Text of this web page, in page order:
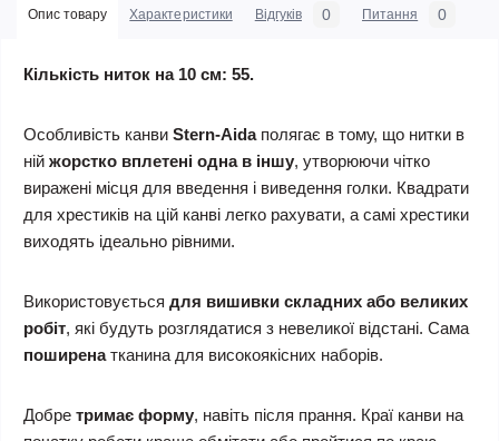
Опис товару Характеристики Відгуків 0 Питання 0
Кількість ниток на 10 см: 55.
Особливість канви Stern-Aida полягає в тому, що нитки в
ній жорстко вплетені одна в іншу, утворюючи чітко
виражені місця для введення і виведення голки. Квадрати
для хрестиків на цій канві легко рахувати, а самі хрестики
виходять ідеально рівними.
Використовується для вишивки складних або великих
робіт, які будуть розглядатися з невеликої відстані. Сама
поширенатканина для високоякісних наборів.
Добре тримає форму, навіть після прання. Краї канви на